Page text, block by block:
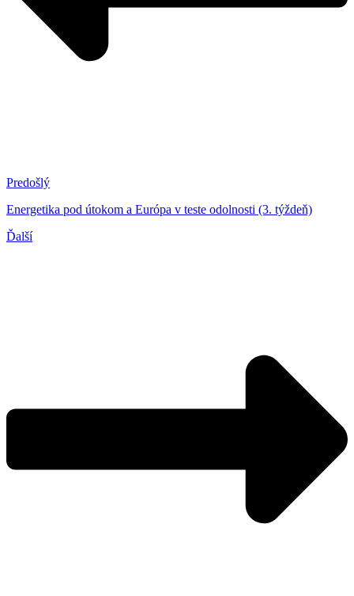
Predošlý
Energetika pod útokom a Európa v teste odolnosti (3. týždeň)
Ďalší